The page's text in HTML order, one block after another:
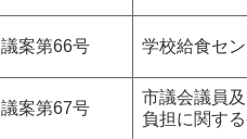
議案第66号 学校給食セ
議案第67号
市議会議員
負担に関す